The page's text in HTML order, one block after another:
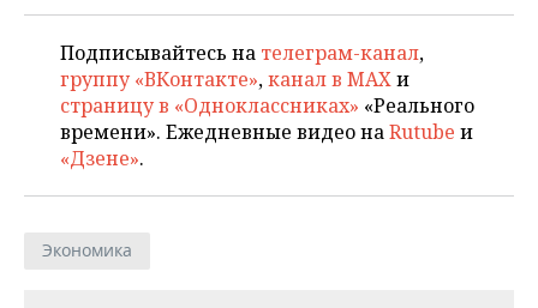
Подписывайтесь на телеграм-канал,
группу «ВКонтакте»,канал в MAXи
страницу в «Одноклассниках» «Реального
времени». Ежедневные видео наRutube и
«Дзене».
Экономика